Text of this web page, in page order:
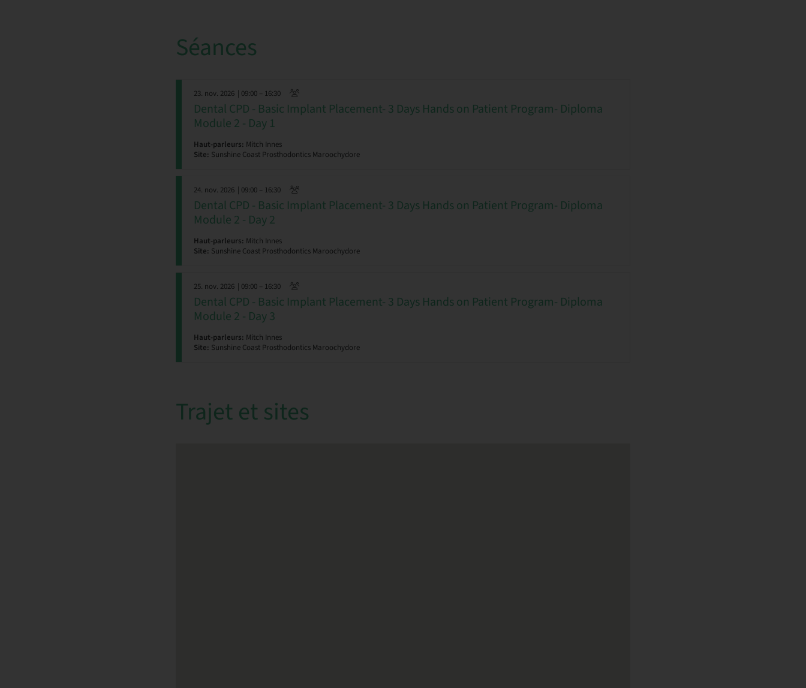
Séances
23. nov. 2026 | 09:00 – 16:30
Dental CPD - Basic Implant Placement- 3 Days Hands on Patient Program- Diploma
Module 2 - Day 1
Haut-parleurs: Mitch Innes
Site: Sunshine Coast Prosthodontics Maroochydore
24. nov. 2026 | 09:00 – 16:30
Dental CPD - Basic Implant Placement- 3 Days Hands on Patient Program- Diploma
Module 2 - Day 2
Haut-parleurs: Mitch Innes
Site: Sunshine Coast Prosthodontics Maroochydore
25. nov. 2026 | 09:00 – 16:30
Dental CPD - Basic Implant Placement- 3 Days Hands on Patient Program- Diploma
Module 2 - Day 3
Haut-parleurs: Mitch Innes
Site: Sunshine Coast Prosthodontics Maroochydore
Trajet et sites